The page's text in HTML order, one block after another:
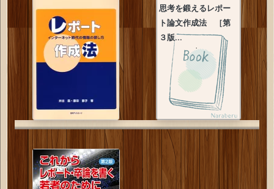
思考を鍛えるレポー
ト論文作成法 ［第
３版...